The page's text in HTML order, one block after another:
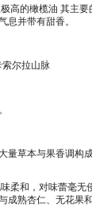
高的橄榄油 其主要
息并带有甜香。
尔拉山脉
量草本与果香调构
柔和，对味蕾毫无
成熟杏仁、无花果